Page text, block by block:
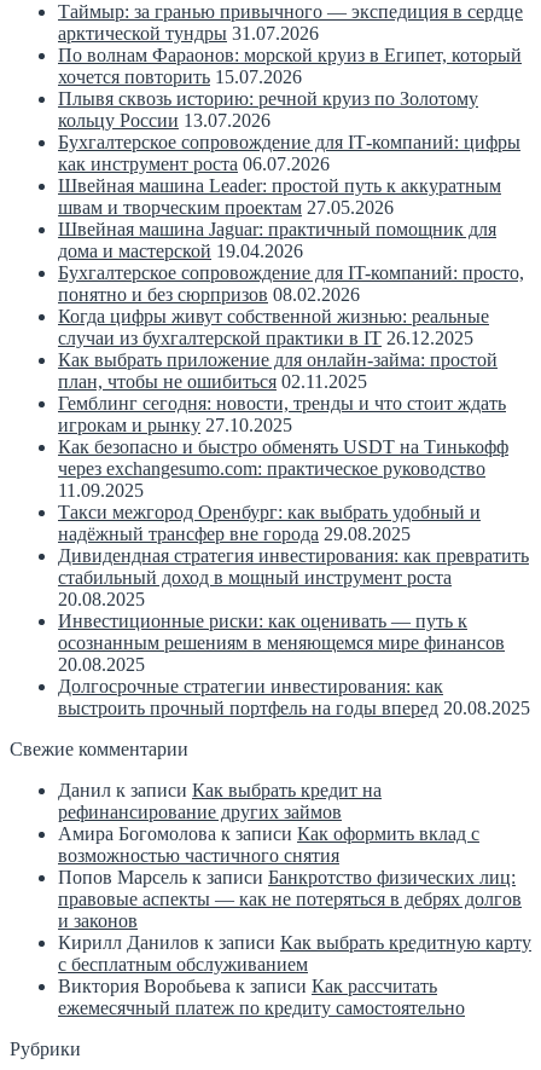
Таймыр: за гранью привычного — экспедиция в сердце
арктической тундры 31.07.2026
По волнам Фараонов: морской круиз в Египет, который
хочется повторить 15.07.2026
Плывя сквозь историю: речной круиз по Золотому
кольцу России 13.07.2026
Бухгалтерское сопровождение для IT‑компаний: цифры
как инструмент роста 06.07.2026
Швейная машина Leader: простой путь к аккуратным
швам и творческим проектам 27.05.2026
Швейная машина Jaguar: практичный помощник для
дома и мастерской 19.04.2026
Бухгалтерское сопровождение для IT-компаний: просто,
понятно и без сюрпризов 08.02.2026
Когда цифры живут собственной жизнью: реальные
случаи из бухгалтерской практики в IT 26.12.2025
Как выбрать приложение для онлайн-займа: простой
план, чтобы не ошибиться 02.11.2025
Гемблинг сегодня: новости, тренды и что стоит ждать
игрокам и рынку 27.10.2025
Как безопасно и быстро обменять USDT на Тинькофф
через exchangesumo.com: практическое руководство
11.09.2025
Такси межгород Оренбург: как выбрать удобный и
надёжный трансфер вне города 29.08.2025
Дивидендная стратегия инвестирования: как превратить
стабильный доход в мощный инструмент роста
20.08.2025
Инвестиционные риски: как оценивать — путь к
осознанным решениям в меняющемся мире финансов
20.08.2025
Долгосрочные стратегии инвестирования: как
выстроить прочный портфель на годы вперед 20.08.2025
Свежие комментарии
Данил к записи Как выбрать кредит на
рефинансирование других займов
Амира Богомолова к записи Как оформить вклад с
возможностью частичного снятия
Попов Марсель к записи Банкротство физических лиц:
правовые аспекты — как не потеряться в дебрях долгов
и законов
Кирилл Данилов к записи Как выбрать кредитную карту
с бесплатным обслуживанием
Виктория Воробьева к записи Как рассчитать
ежемесячный платеж по кредиту самостоятельно
Рубрики